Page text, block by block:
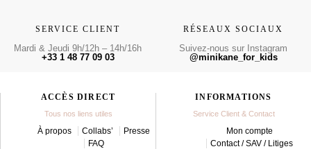
SERVICE CLIENT
Mardi & Jeudi 9h/12h – 14h/16h
+33 1 48 77 09 03
RÉSEAUX SOCIAUX
Suivez-nous sur Instagram
@minikane_for_kids
ACCÈS DIRECT
Tous nos liens utiles
À propos Collabs’
Presse
FAQ
INFORMATIONS
Service Client & Contact
Mon compte
Contact / SAV / Litiges